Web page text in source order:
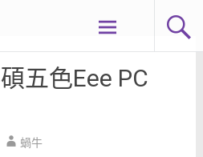
五色Eee PC
蝸牛